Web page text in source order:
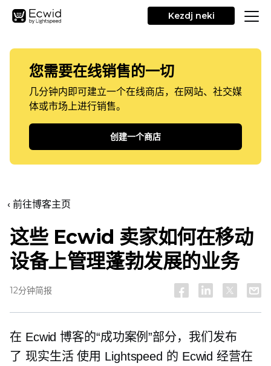
Kezdj neki
您需要在线销售的一切
几分钟内即可建立一个在线商店，在网站、社交媒
体或市场上进行销售。
创建一个商店
‹ 前往博客主页
这些 Ecwid 卖家如何在移动
设备上管理蓬勃发展的业务
12分钟简报
在 Ecwid 博客的“成功案例”部分，我们发布
了 现实生活使用 Lightspeed 的 Ecwid 经营在